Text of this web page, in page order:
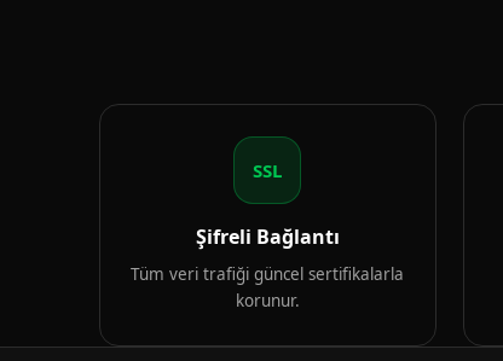
SSL
Şifreli Bağlantı
Tüm veri trafiği güncel sertifikalarla
korunur.